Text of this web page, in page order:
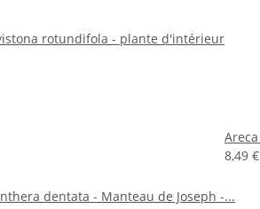
rotundifola - plante d'intérieur
8,49 €